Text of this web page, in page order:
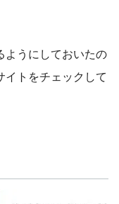
ようにしておいたの
トをチェックして